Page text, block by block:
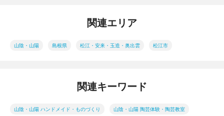
関連エリア
山陰・山陽 島根県 松江・安来・玉造・奥出雲 松江市
関連キーワード
山陰・山陽 ハンドメイド・ものづくり 山陰・山陽 陶芸体験・陶芸教室